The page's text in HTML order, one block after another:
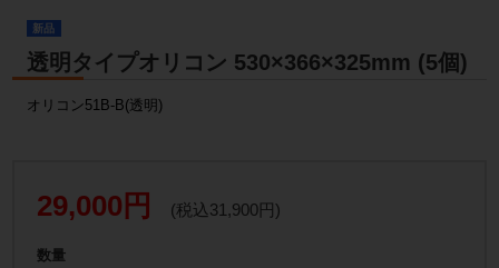
新品
透明タイプオリコン 530×366×325mm (5個)
オリコン51B-B(透明)
29,000円 (税込31,900円)
数量